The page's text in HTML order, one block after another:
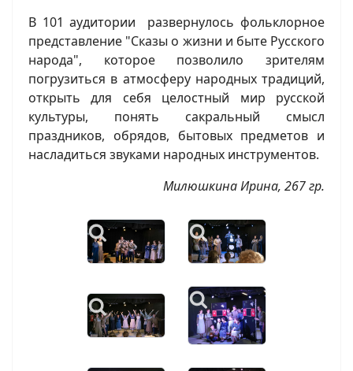
В 101 аудитории развернулось фольклорное
представление "Сказы о жизни и быте Русского
народа", которое позволило зрителям
погрузиться в атмосферу народных традиций,
открыть для себя целостный мир русской
культуры, понять сакральный смысл
праздников, обрядов, бытовых предметов и
насладиться звуками народных инструментов.
Милюшкина Ирина, 267 гр.